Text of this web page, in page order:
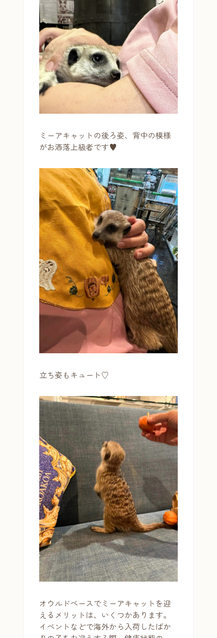
ミーアキャットの後ろ姿、背中の模様
がお洒落上級者です♥
立ち姿もキュート♡
オウルドベースでミーアキャットを迎
えるメリットは、いくつかあります。
イベントなどで海外から入荷したばか